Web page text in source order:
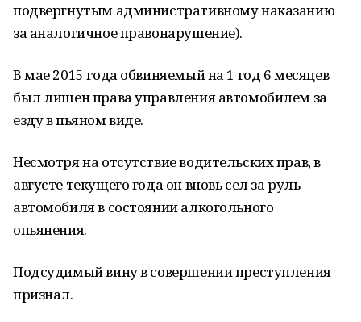
подвергнутым административному наказанию
за аналогичное правонарушение).
В мае 2015 года обвиняемый на 1 год 6 месяцев
был лишен права управления автомобилем за
езду в пьяном виде.
Несмотря на отсутствие водительских прав, в
августе текущего года он вновь сел за руль
автомобиля в состоянии алкогольного
опьянения.
Подсудимый вину в совершении преступления
признал.